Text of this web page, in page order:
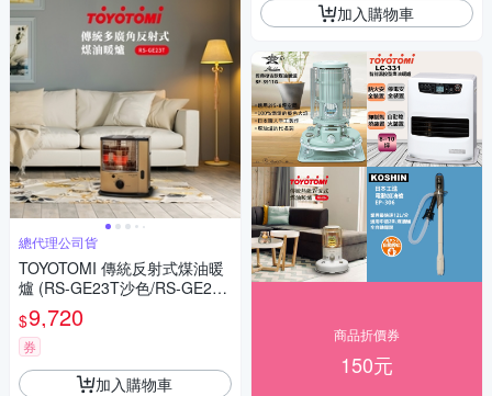
總代理公司貨
TOYOTOMI 傳統反射式煤油暖
爐 (RS-GE23T沙色/RS-GE23
G軍綠色)
$9,720
券
加入購物車
加入購物車
商品折價券
150元